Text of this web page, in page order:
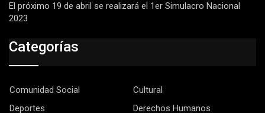
El próximo 19 de abril se realizará el 1er Simulacro Nacional
2023
Categorías
Comunidad Social
Cultural
Deportes
Derechos Humanos